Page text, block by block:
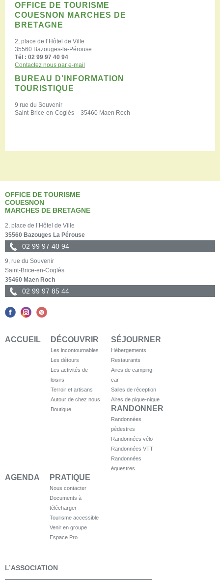
OFFICE DE TOURISME
COUESNON MARCHES DE
BRETAGNE
2, place de l’Hôtel de Ville
35560 Bazouges-la-Pérouse
Tél : 02 99 97 40 94
Contactez nous par e-mail
BUREAU D'INFORMATION
TOURISTIQUE
9 rue du Souvenir
Saint-Brice-en-Coglès – 35460 Maen Roch
OFFICE DE TOURISME
COUESNON
MARCHES DE BRETAGNE
2, place de l’Hôtel de Ville
35560 Bazouges La Pérouse
02 99 97 40 94
9, rue du Souvenir
Saint-Brice-en-Coglès
35460 Maen Roch
02 99 97 85 44
ACCUEIL DÉCOUVRIR
Les incontournables
Les détours
Les activités de
loisirs
Terroir et artisans
Autour de chez nous
Boutique
SÉJOURNER
Hébergements
Restaurants
Aires de camping-
car
Salles de réception
Aires de pique-nique
RANDONNER
Randonnées
pédestres
Randonnées vélo
Randonnées VTT
Randonnées
équestres
AGENDA PRATIQUE
Nous contacter
Documents à
télécharger
Tourisme accessible
Venir en groupe
Espace Pro
L’ASSOCIATION